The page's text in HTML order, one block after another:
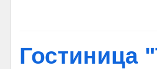
Гостиница